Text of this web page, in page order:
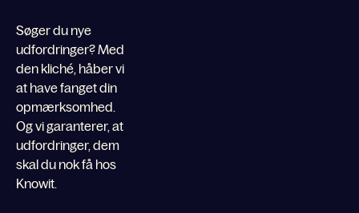
Søger du nye
udfordringer? Med
den kliché, håber vi
at have fanget din
opmærksomhed.
Og vi garanterer, at
udfordringer, dem
skal du nok få hos
Knowit.